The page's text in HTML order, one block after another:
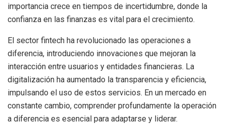
importancia crece en tiempos de incertidumbre, donde la
confianza en las finanzas es vital para el crecimiento.
El sector fintech ha revolucionado las operaciones a
diferencia, introduciendo innovaciones que mejoran la
interacción entre usuarios y entidades financieras. La
digitalización ha aumentado la transparencia y eficiencia,
impulsando el uso de estos servicios. En un mercado en
constante cambio, comprender profundamente la operación
a diferencia es esencial para adaptarse y liderar.